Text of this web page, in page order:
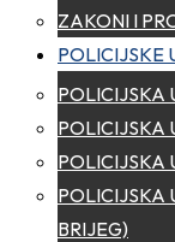
ZAKONI I
POLICIJSKE
POLICIJSKA
POLICIJSKA
POLICIJSKA
POLICIJSKA
BRIJEG)